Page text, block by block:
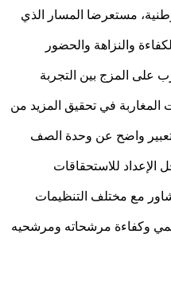
مستعرضا المسار الذي
والنزاهة والحضور
على المزج بين التجربة
المغاربة في تحقيق المزيد من
واضح عن وحدة الصف
الإعداد للاستحقاقات
ووطنية، وتفعيل آليات التشاور مع مختلف التنظيمات
وكفاءة مرشحاته ومرشحيه